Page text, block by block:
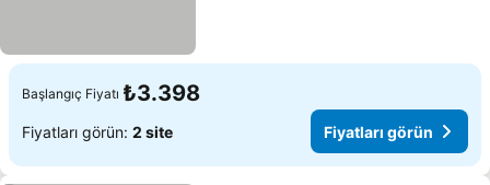
Başlangıç Fiyatı ₺3.398
Fiyatları görün: 2 site Fiyatları görün